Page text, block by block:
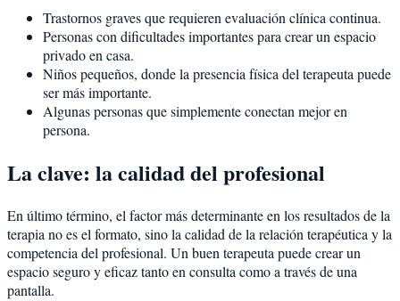
Trastornos graves que requieren evaluación clínica continua.
Personas con dificultades importantes para crear un espacio
privado en casa.
Niños pequeños, donde la presencia física del terapeuta puede
ser más importante.
Algunas personas que simplemente conectan mejor en
persona.
La clave: la calidad del profesional
En último término, el factor más determinante en los resultados de la
terapia no es el formato, sino la calidad de la relación terapéutica y la
competencia del profesional. Un buen terapeuta puede crear un
espacio seguro y eficaz tanto en consulta como a través de una
pantalla.